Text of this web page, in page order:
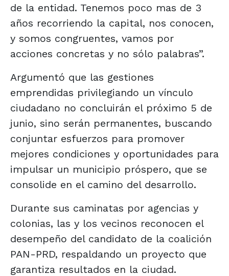
de la entidad. Tenemos poco mas de 3
años recorriendo la capital, nos conocen,
y somos congruentes, vamos por
acciones concretas y no sólo palabras”.
Argumentó que las gestiones
emprendidas privilegiando un vínculo
ciudadano no concluirán el próximo 5 de
junio, sino serán permanentes, buscando
conjuntar esfuerzos para promover
mejores condiciones y oportunidades para
impulsar un municipio próspero, que se
consolide en el camino del desarrollo.
Durante sus caminatas por agencias y
colonias, las y los vecinos reconocen el
desempeño del candidato de la coalición
PAN-PRD, respaldando un proyecto que
garantiza resultados en la ciudad.